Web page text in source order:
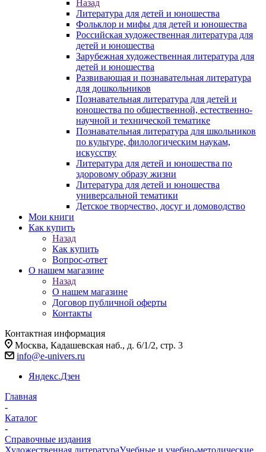
Назад
Литература для детей и юношества
Фольклор и мифы для детей и юношества
Российская художественная литература для
детей и юношества
Зарубежная художественная литература для
детей и юношества
Развивающая и познавательная литература
для дошкольников
Познавательная литература для детей и
юношества по общественной, естественно-
научной и технической тематике
Познавательная литература для школьников
по культуре, филологическим наукам,
искусству
Литература для детей и юношества по
здоровому образу жизни
Литература для детей и юношества
универсальной тематики
Детское творчество, досуг и домоводство
Мои книги
Как купить
Назад
Как купить
Вопрос-ответ
О нашем магазине
Назад
О нашем магазине
Договор публичной оферты
Контакты
Контактная информация
Москва, Кадашевская наб., д. 6/1/2, стр. 3
info@e-univers.ru
Яндекс.Дзен
Главная
-
Каталог
-
Справочные издания
Художественная литератураУчебные и учебно-методические